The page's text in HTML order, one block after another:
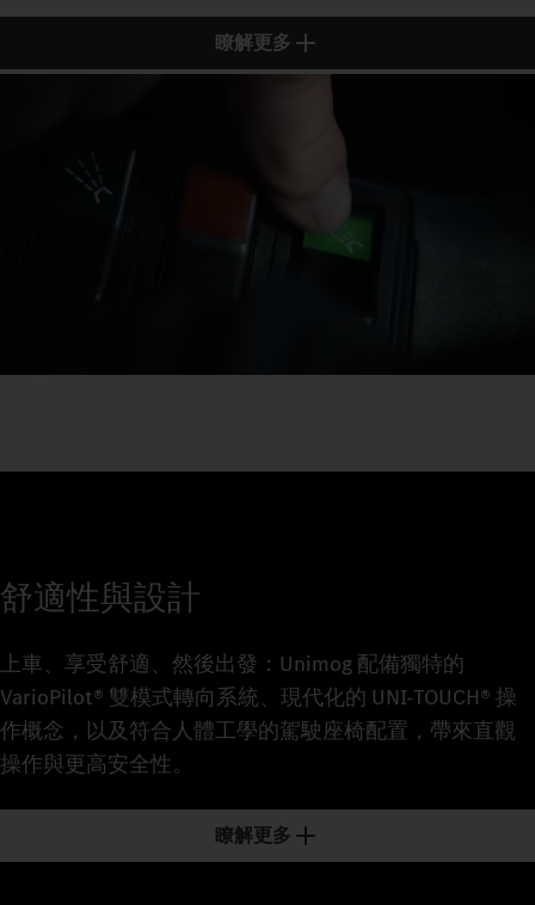
瞭解更多
舒適性與設計
上車、享受舒適、然後出發：Unimog 配備獨特的
VarioPilot® 雙模式轉向系統、現代化的 UNI-TOUCH® 操
作概念，以及符合人體工學的駕駛座椅配置，帶來直觀
操作與更高安全性。
瞭解更多